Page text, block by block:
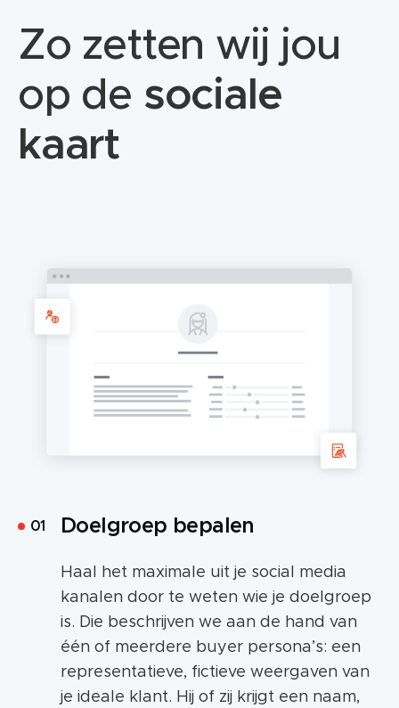
Zo zetten wij jou
op de sociale
kaart
Doelgroep bepalen
Haal het maximale uit je social media
kanalen door te weten wie je doelgroep
is. Die beschrijven we aan de hand van
één of meerdere buyer persona’s: een
representatieve, fictieve weergaven van
je ideale klant. Hij of zij krijgt een naam,